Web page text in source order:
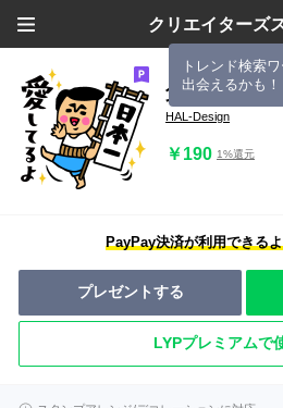
クリエイターズ
トレンド検索
出会えるかも！
父のキモチト
HAL-Design
￥190 1%還元
PayPay決済が利用できる
プレゼントする
LYPプレミアムで